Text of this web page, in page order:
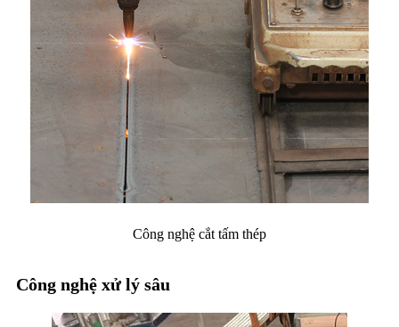
Công nghệ cắt tấm thép
Công nghệ xử lý sâu